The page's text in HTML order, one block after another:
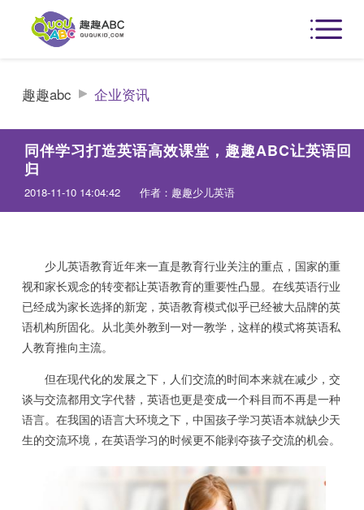
趣趣abc 企业资讯
同伴学习打造英语高效课堂，趣趣ABC让英语回
归
2018-11-10 14:04:42 作者：趣趣少儿英语
少儿英语教育近年来一直是教育行业关注的重点，国家的重
视和家长观念的转变都让英语教育的重要性凸显。在线英语行业
已经成为家长选择的新宠，英语教育模式似乎已经被大品牌的英
语机构所固化。从北美外教到一对一教学，这样的模式将英语私
人教育推向主流。
但在现代化的发展之下，人们交流的时间本来就在减少，交
谈与交流都用文字代替，英语也更是变成一个科目而不再是一种
语言。在我国的语言大环境之下，中国孩子学习英语本就缺少天
生的交流环境，在英语学习的时候更不能剥夺孩子交流的机会。